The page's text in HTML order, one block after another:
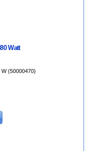
Watt
(50000470)